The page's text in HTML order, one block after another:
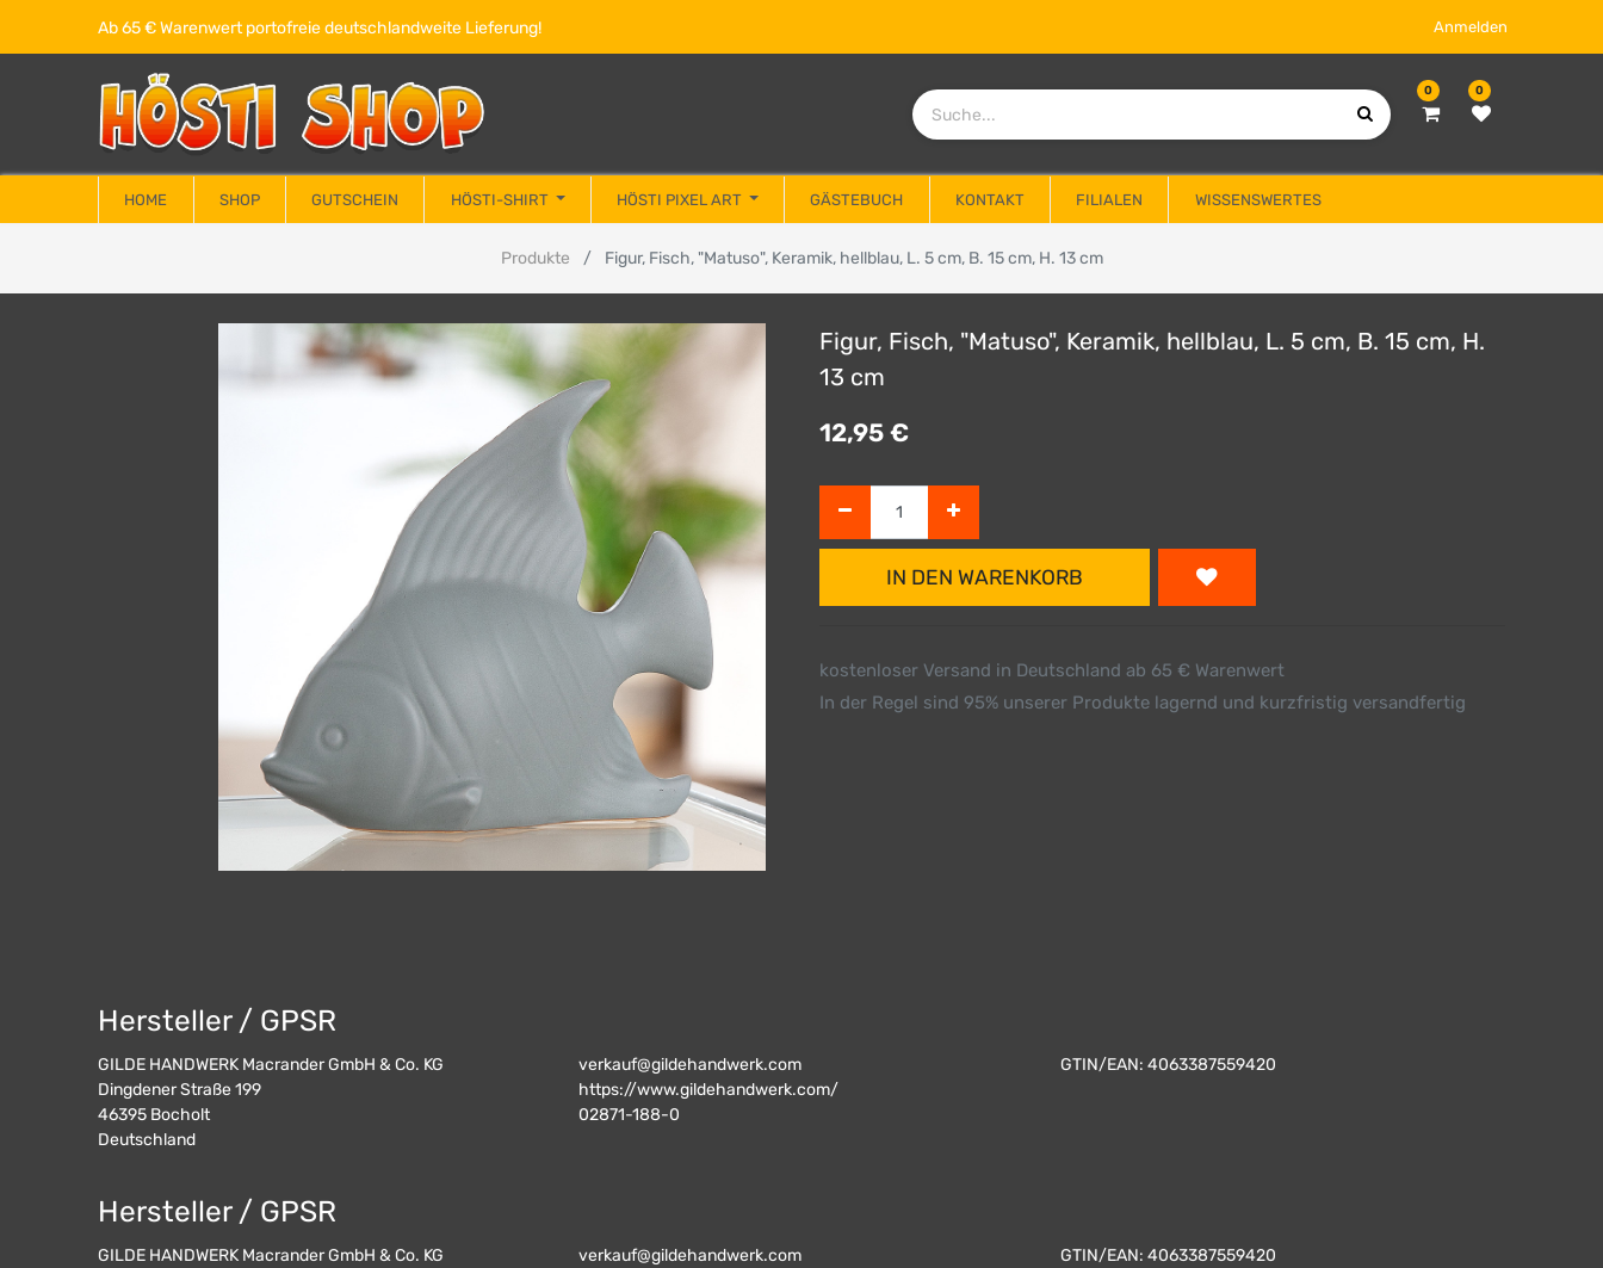
Ab 65 € Warenwert portofreie deutschlandweite Lieferung! Anmelden
0 0
HOME SHOP GUTSCHEIN HÖSTI-SHIRT HÖSTI PIXEL ART GÄSTEBUCH KONTAKT FILIALEN WISSENSWERTES
Produkte Figur, Fisch, "Matuso", Keramik, hellblau, L. 5 cm, B. 15 cm, H. 13 cm
Figur, Fisch, "Matuso", Keramik, hellblau, L. 5 cm, B. 15 cm, H.
13 cm
12,95 €
IN DEN WARENKORB
kostenloser Versand in Deutschland ab 65 € Warenwert
In der Regel sind 95% unserer Produkte lagernd und kurzfristig versandfertig
Hersteller / GPSR
GILDE HANDWERK Macrander GmbH & Co. KG
Dingdener Straße 199
46395 Bocholt
Deutschland
verkauf@gildehandwerk.com
https://www.gildehandwerk.com/
02871-188-0
GTIN/EAN: 4063387559420
Hersteller / GPSR
GILDE HANDWERK Macrander GmbH & Co. KG
verkauf@gildehandwerk.com
GTIN/EAN: 4063387559420